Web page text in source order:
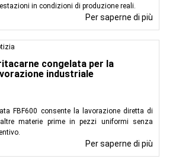
in condizioni di produzione reali.
Per saperne di più
congelata per la
industriale
FBF600 consente la lavorazione diretta di
materie prime in pezzi uniformi senza
Per saperne di più